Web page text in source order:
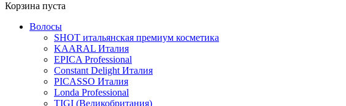
Корзина пуста
Волосы
SHOT итальянская премиум косметика
KAARAL Италия
EPICA Professional
Constant Delight Италия
PICASSO Италия
Londa Professional
TIGI (Великобритания)